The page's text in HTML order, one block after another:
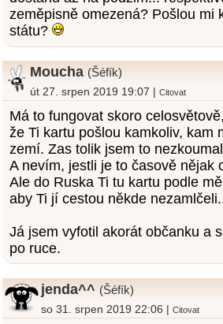
zeměpisně omezená? Pošlou mi
státu?
Moucha (Šéfík)
út 27. srpen 2019 19:07 | Citovat
Má to fungovat skoro
že Ti kartu pošlou kamkoliv, kam
zemí. Zas tolik jsem to nezkoumal
A nevím, jestli je to časově nějak
Ale do Ruska Ti tu kartu podle
aby Ti jí cestou někde
Já jsem vyfotil akorát občanku a
po ruce.
jenda^^ (Šéfík)
so 31. srpen 2019 22:06 |Citovat